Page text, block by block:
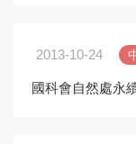
2013-10-24
國科會自然處永